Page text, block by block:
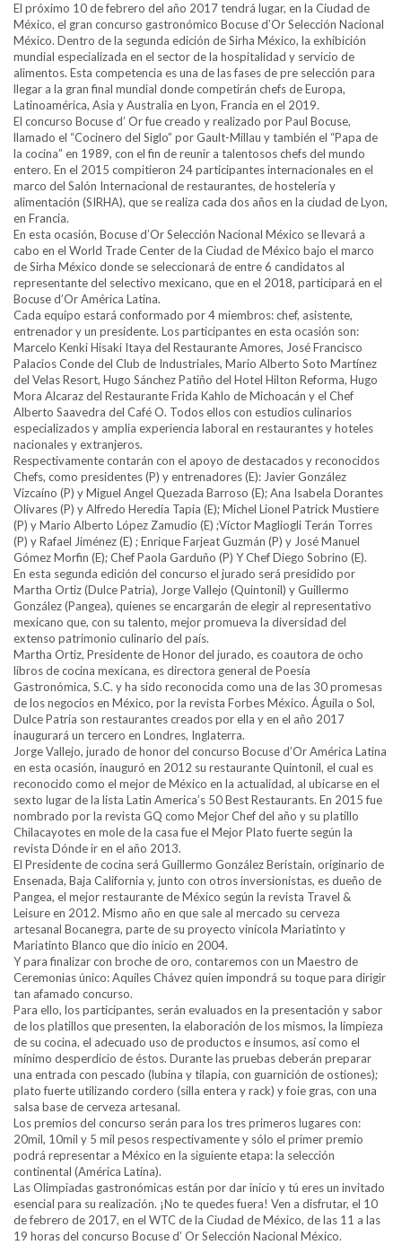
El próximo 10 de febrero del año 2017 tendrá lugar, en la Ciudad de
México, el gran concurso gastronómico Bocuse d’Or Selección Nacional
México. Dentro de la segunda edición de Sirha México, la exhibición
mundial especializada en el sector de la hospitalidad y servicio de
alimentos. Esta competencia es una de las fases de pre selección para
llegar a la gran final mundial donde competirán chefs de Europa,
Latinoamérica, Asia y Australia en Lyon, Francia en el 2019.
El concurso Bocuse d’ Or fue creado y realizado por Paul Bocuse,
llamado el “Cocinero del Siglo” por Gault-Millau y también el “Papa de
la cocina” en 1989, con el fin de reunir a talentosos chefs del mundo
entero. En el 2015 compitieron 24 participantes internacionales en el
marco del Salón Internacional de restaurantes, de hostelería y
alimentación (SIRHA), que se realiza cada dos años en la ciudad de Lyon,
en Francia.
En esta ocasión, Bocuse d’Or Selección Nacional México se llevará a
cabo en el World Trade Center de la Ciudad de México bajo el marco
de Sirha México donde se seleccionará de entre 6 candidatos al
representante del selectivo mexicano, que en el 2018, participará en el
Bocuse d’Or América Latina.
Cada equipo estará conformado por 4 miembros: chef, asistente,
entrenador y un presidente. Los participantes en esta ocasión son:
Marcelo Kenki Hisaki Itaya del Restaurante Amores, José Francisco
Palacios Conde del Club de Industriales, Mario Alberto Soto Martínez
del Velas Resort, Hugo Sánchez Patiño del Hotel Hilton Reforma, Hugo
Mora Alcaraz del Restaurante Frida Kahlo de Michoacán y el Chef
Alberto Saavedra del Café O. Todos ellos con estudios culinarios
especializados y amplia experiencia laboral en restaurantes y hoteles
nacionales y extranjeros.
Respectivamente contarán con el apoyo de destacados y reconocidos
Chefs, como presidentes (P) y entrenadores (E): Javier González
Vizcaíno (P) y Miguel Angel Quezada Barroso (E); Ana Isabela Dorantes
Olivares (P) y Alfredo Heredia Tapia (E); Michel Lionel Patrick Mustiere
(P) y Mario Alberto López Zamudio (E) ;Víctor Magliogli Terán Torres
(P) y Rafael Jiménez (E) ; Enrique Farjeat Guzmán (P) y José Manuel
Gómez Morfin (E); Chef Paola Garduño (P) Y Chef Diego Sobrino (E).
En esta segunda edición del concurso el jurado será presidido por
Martha Ortiz (Dulce Patria), Jorge Vallejo (Quintonil) y Guillermo
González (Pangea), quienes se encargarán de elegir al representativo
mexicano que, con su talento, mejor promueva la diversidad del
extenso patrimonio culinario del país.
Martha Ortiz, Presidente de Honor del jurado, es coautora de ocho
libros de cocina mexicana, es directora general de Poesía
Gastronómica, S.C. y ha sido reconocida como una de las 30 promesas
de los negocios en México, por la revista Forbes México. Águila o Sol,
Dulce Patria son restaurantes creados por ella y en el año 2017
inaugurará un tercero en Londres, Inglaterra.
Jorge Vallejo, jurado de honor del concurso Bocuse d’Or América Latina
en esta ocasión, inauguró en 2012 su restaurante Quintonil, el cual es
reconocido como el mejor de México en la actualidad, al ubicarse en el
sexto lugar de la lista Latin America’s 50 Best Restaurants. En 2015 fue
nombrado por la revista GQ como Mejor Chef del año y su platillo
Chilacayotes en mole de la casa fue el Mejor Plato fuerte según la
revista Dónde ir en el año 2013.
El Presidente de cocina será Guillermo González Beristain, originario de
Ensenada, Baja California y, junto con otros inversionistas, es dueño de
Pangea, el mejor restaurante de México según la revista Travel &
Leisure en 2012. Mismo año en que sale al mercado su cerveza
artesanal Bocanegra, parte de su proyecto vinícola Mariatinto y
Mariatinto Blanco que dio inicio en 2004.
Y para finalizar con broche de oro, contaremos con un Maestro de
Ceremonias único: Aquiles Chávez quien impondrá su toque para dirigir
tan afamado concurso.
Para ello, los participantes, serán evaluados en la presentación y sabor
de los platillos que presenten, la elaboración de los mismos, la limpieza
de su cocina, el adecuado uso de productos e insumos, así como el
mínimo desperdicio de éstos. Durante las pruebas deberán preparar
una entrada con pescado (lubina y tilapia, con guarnición de ostiones);
plato fuerte utilizando cordero (silla entera y rack) y foie gras, con una
salsa base de cerveza artesanal.
Los premios del concurso serán para los tres primeros lugares con:
20mil, 10mil y 5 mil pesos respectivamente y sólo el primer premio
podrá representar a México en la siguiente etapa: la selección
continental (América Latina).
Las Olimpiadas gastronómicas están por dar inicio y tú eres un invitado
esencial para su realización. ¡No te quedes fuera! Ven a disfrutar, el 10
de febrero de 2017, en el WTC de la Ciudad de México, de las 11 a las
19 horas del concurso Bocuse d’ Or Selección Nacional México.